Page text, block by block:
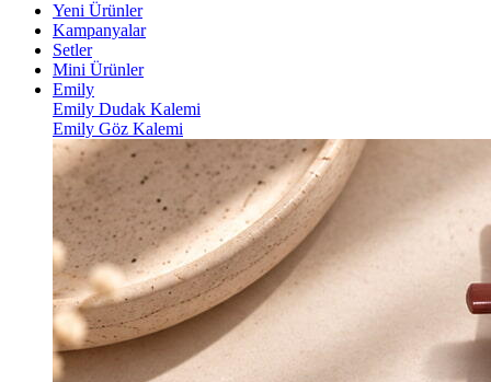
Yeni Ürünler
Kampanyalar
Setler
Mini Ürünler
Emily
Emily Dudak Kalemi
Emily Göz Kalemi